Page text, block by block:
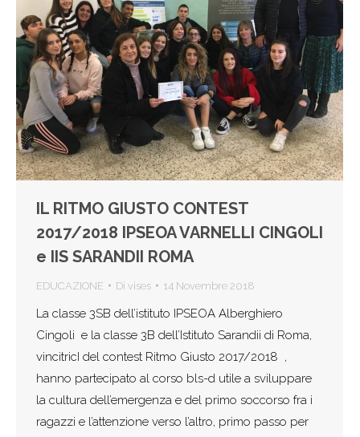
IL RITMO GIUSTO CONTEST
2017/2018 IPSEOA VARNELLI CINGOLI
e IIS SARANDII ROMA
EDUCAZIONE Di vises 14 Novembre 2018
La classe 3SB dell’istituto IPSEOA Alberghiero
Cingoli e la classe 3B dell’Istituto Sarandii di Roma,
vincitricI del contest Ritmo Giusto 2017/2018 ,
hanno partecipato al corso bls-d utile a sviluppare
la cultura dell’emergenza e del primo soccorso fra i
ragazzi e l’attenzione verso l’altro, primo passo per